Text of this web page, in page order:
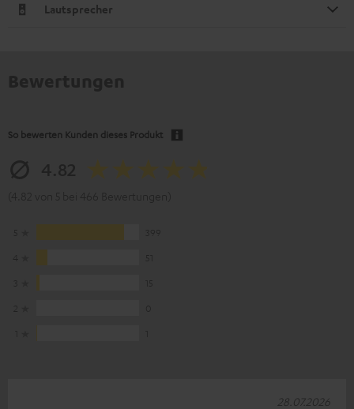
Lautsprecher
So bewerten Kunden dieses Produkt
28.07.2026